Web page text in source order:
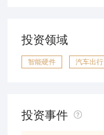
投资领域
智能硬件 汽车出行
投资事件